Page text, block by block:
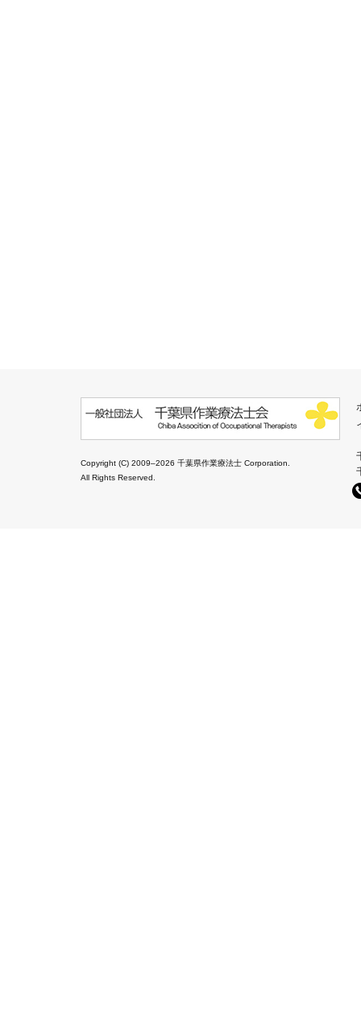
Copyright (C) 2009–2026 千葉県作業療法士 Corporation.
All Rights Reserved.